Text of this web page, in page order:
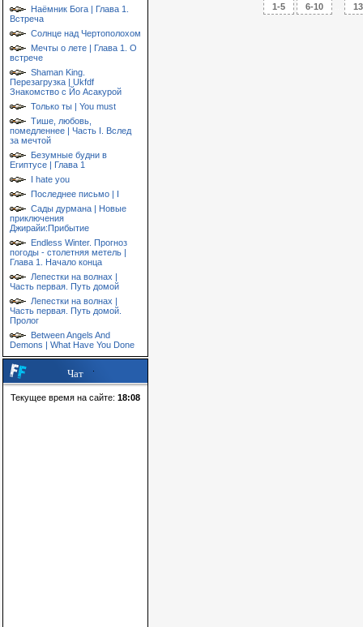
Наёмник Бога | Глава 1.
Встреча
Солнце над Чертополохом
Мечты о лете | Глава 1. О
встрече
Shaman King.
Перезагрузка | Ukfdf
Знакомство с Йо Асакурой
Только ты | You must
Тише, любовь,
помедленнее | Часть I. Вслед
за мечтой
Безумные будни в
Египтусе | Глава 1
I hate you
Последнее письмо | I
Сады дурмана | Новые
приключения
Джирайи:Прибытие
Endless Winter. Прогноз
погоды - столетняя метель |
Глава 1. Начало конца
Лепестки на волнах |
Часть первая. Путь домой
Лепестки на волнах |
Часть первая. Путь домой.
Пролог
Between Angels And
Demons | What Have You Done
Чат
Текущее время на сайте: 18:08
1-5 6-10